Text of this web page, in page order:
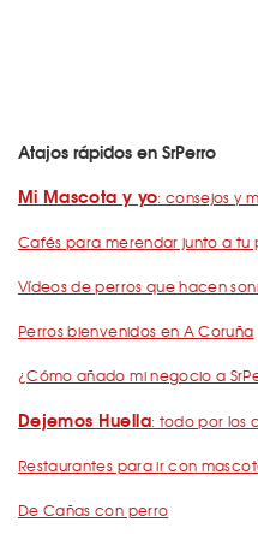
Atajos rápidos en SrPerro
Mi Mascota y yo: consejos y
Cafés para merendar junto a tu
Vídeos de perros que hacen
Perros bienvenidos en A Coruña
¿Cómo añado mi negocio a
Dejemos Huella: todo por los
Restaurantes para ir con
De Cañas con perro